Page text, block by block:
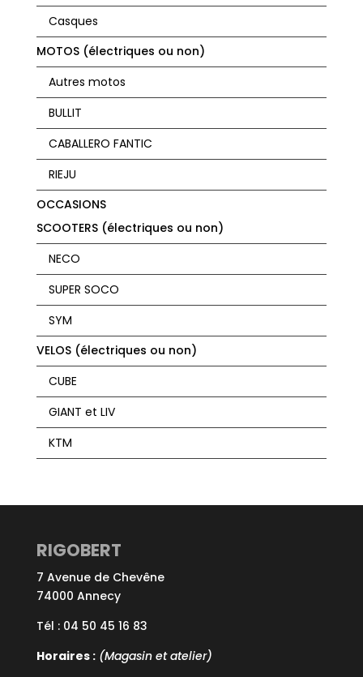
Casques
MOTOS (électriques ou non)
Autres motos
BULLIT
CABALLERO FANTIC
RIEJU
OCCASIONS
SCOOTERS (électriques ou non)
NECO
SUPER SOCO
SYM
VELOS (électriques ou non)
CUBE
GIANT et LIV
KTM
RIGOBERT
7 Avenue de Chevêne
74000 Annecy
Tél : 04 50 45 16 83
Horaires :(Magasin et atelier)